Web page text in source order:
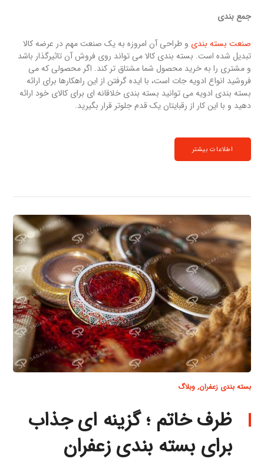
جمع بندی
صنعت بسته بندی و طراحی آن امروزه به یک صنعت مهم در عرضه کالا
تبدیل شده است. بسته بندی کالا می تواند روی فروش آن تاثیرگذار باشد
و مشتری را به خرید محصول شما مشتاق تر کند. اگر محصولی که می
فروشید انواع ادویه جات است، با ایده گرفتن از این راهکارها برای ارائه
بسته بندی ادویه می توانید بسته بندی خلاقانه ای برای کالای خود ارائه
دهید و با این کار از رقبایتان یک قدم جلوتر قرار بگیرید.
اطلاعات بیشتر
بسته بندی زعفران,وبلاگ
ظرف خاتم ؛ گزینه ای جذاب
برای بسته بندی زعفران